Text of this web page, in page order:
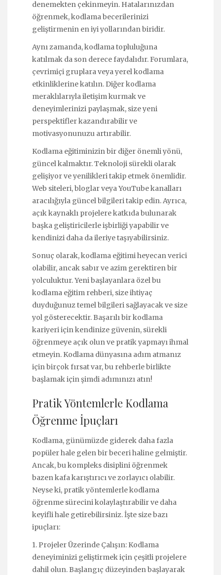
denemekten çekinmeyin. Hatalarınızdan
öğrenmek, kodlama becerilerinizi
geliştirmenin en iyi yollarından biridir.
Aynı zamanda, kodlama topluluğuna
katılmak da son derece faydalıdır. Forumlara,
çevrimiçi gruplara veya yerel kodlama
etkinliklerine katılın. Diğer kodlama
meraklılarıyla iletişim kurmak ve
deneyimlerinizi paylaşmak, size yeni
perspektifler kazandırabilir ve
motivasyonunuzu artırabilir.
Kodlama eğitiminizin bir diğer önemli yönü,
güncel kalmaktır. Teknoloji sürekli olarak
gelişiyor ve yenilikleri takip etmek önemlidir.
Web siteleri, bloglar veya YouTube kanalları
aracılığıyla güncel bilgileri takip edin. Ayrıca,
açık kaynaklı projelere katkıda bulunarak
başka geliştiricilerle işbirliği yapabilir ve
kendinizi daha da ileriye taşıyabilirsiniz.
Sonuç olarak, kodlama eğitimi heyecan verici
olabilir, ancak sabır ve azim gerektiren bir
yolculuktur. Yeni başlayanlara özel bu
kodlama eğitim rehberi, size ihtiyaç
duyduğunuz temel bilgileri sağlayacak ve size
yol gösterecektir. Başarılı bir kodlama
kariyeri için kendinize güvenin, sürekli
öğrenmeye açık olun ve pratik yapmayı ihmal
etmeyin. Kodlama dünyasına adım atmanız
için birçok fırsat var, bu rehberle birlikte
başlamak için şimdi adımınızı atın!
Pratik Yöntemlerle Kodlama
Öğrenme İpuçları
Kodlama, günümüzde giderek daha fazla
popüler hale gelen bir beceri haline gelmiştir.
Ancak, bu kompleks disiplini öğrenmek
bazen kafa karıştırıcı ve zorlayıcı olabilir.
Neyse ki, pratik yöntemlerle kodlama
öğrenme sürecini kolaylaştırabilir ve daha
keyifli hale getirebilirsiniz. İşte size bazı
ipuçları:
1. Projeler Üzerinde Çalışın: Kodlama
deneyiminizi geliştirmek için çeşitli projelere
dahil olun. Başlangıç düzeyinden başlayarak